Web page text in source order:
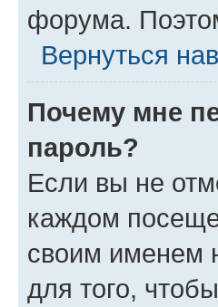
форума.
Вернуться
Почему мне
пароль?
Если вы не
каждом
своим именем
для того,